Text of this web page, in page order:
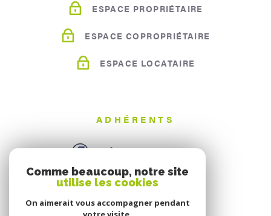
ESPACE PROPRIÉTAIRE
ESPACE COPROPRIÉTAIRE
ESPACE LOCATAIRE
ADHÉRENTS
Comme beaucoup, notre site
utilise les cookies
On aimerait vous accompagner pendant